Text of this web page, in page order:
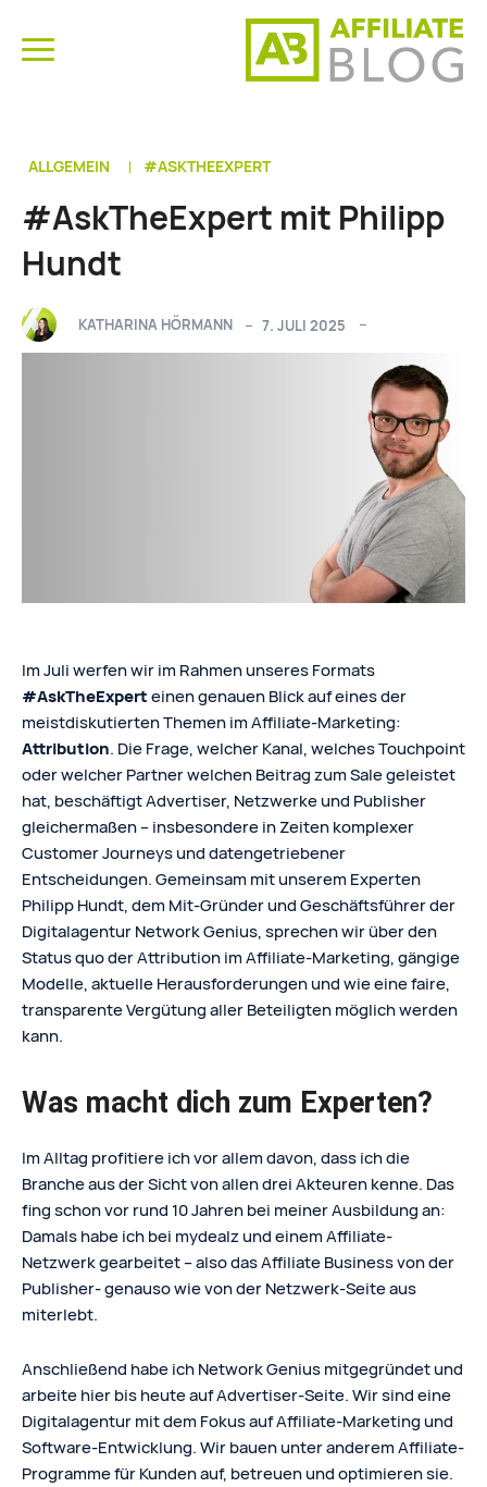
ALLGEMEIN #ASKTHEEXPERT
#AskTheExpert mit Philipp
Hundt
KATHARINA HÖRMANN 7. JULI 2025
Im Juli werfen wir im Rahmen unseres Formats
#AskTheExperteinen genauen Blick auf eines der
meistdiskutierten Themen im Affiliate-Marketing:
Attribution. Die Frage, welcher Kanal, welches Touchpoint
oder welcher Partner welchen Beitrag zum Sale geleistet
hat, beschäftigt Advertiser, Netzwerke und Publisher
gleichermaßen – insbesondere in Zeiten komplexer
Customer Journeys und datengetriebener
Entscheidungen. Gemeinsam mit unserem Experten
Philipp Hundt, dem Mit-Gründer und Geschäftsführer der
Digitalagentur Network Genius, sprechen wir über den
Status quo der Attribution im Affiliate-Marketing, gängige
Modelle, aktuelle Herausforderungen und wie eine faire,
transparente Vergütung aller Beteiligten möglich werden
kann.
Was macht dich zum Experten?
Im Alltag profitiere ich vor allem davon, dass ich die
Branche aus der Sicht von allen drei Akteuren kenne. Das
fing schon vor rund 10 Jahren bei meiner Ausbildung an:
Damals habe ich bei mydealz und einem Affiliate-
Netzwerk gearbeitet – also das Affiliate Business von der
Publisher- genauso wie von der Netzwerk-Seite aus
miterlebt.
Anschließend habe ich Network Genius mitgegründet und
arbeite hier bis heute auf Advertiser-Seite. Wir sind eine
Digitalagentur mit dem Fokus auf Affiliate-Marketing und
Software-Entwicklung. Wir bauen unter anderem Affiliate-
Programme für Kunden auf, betreuen und optimieren sie.